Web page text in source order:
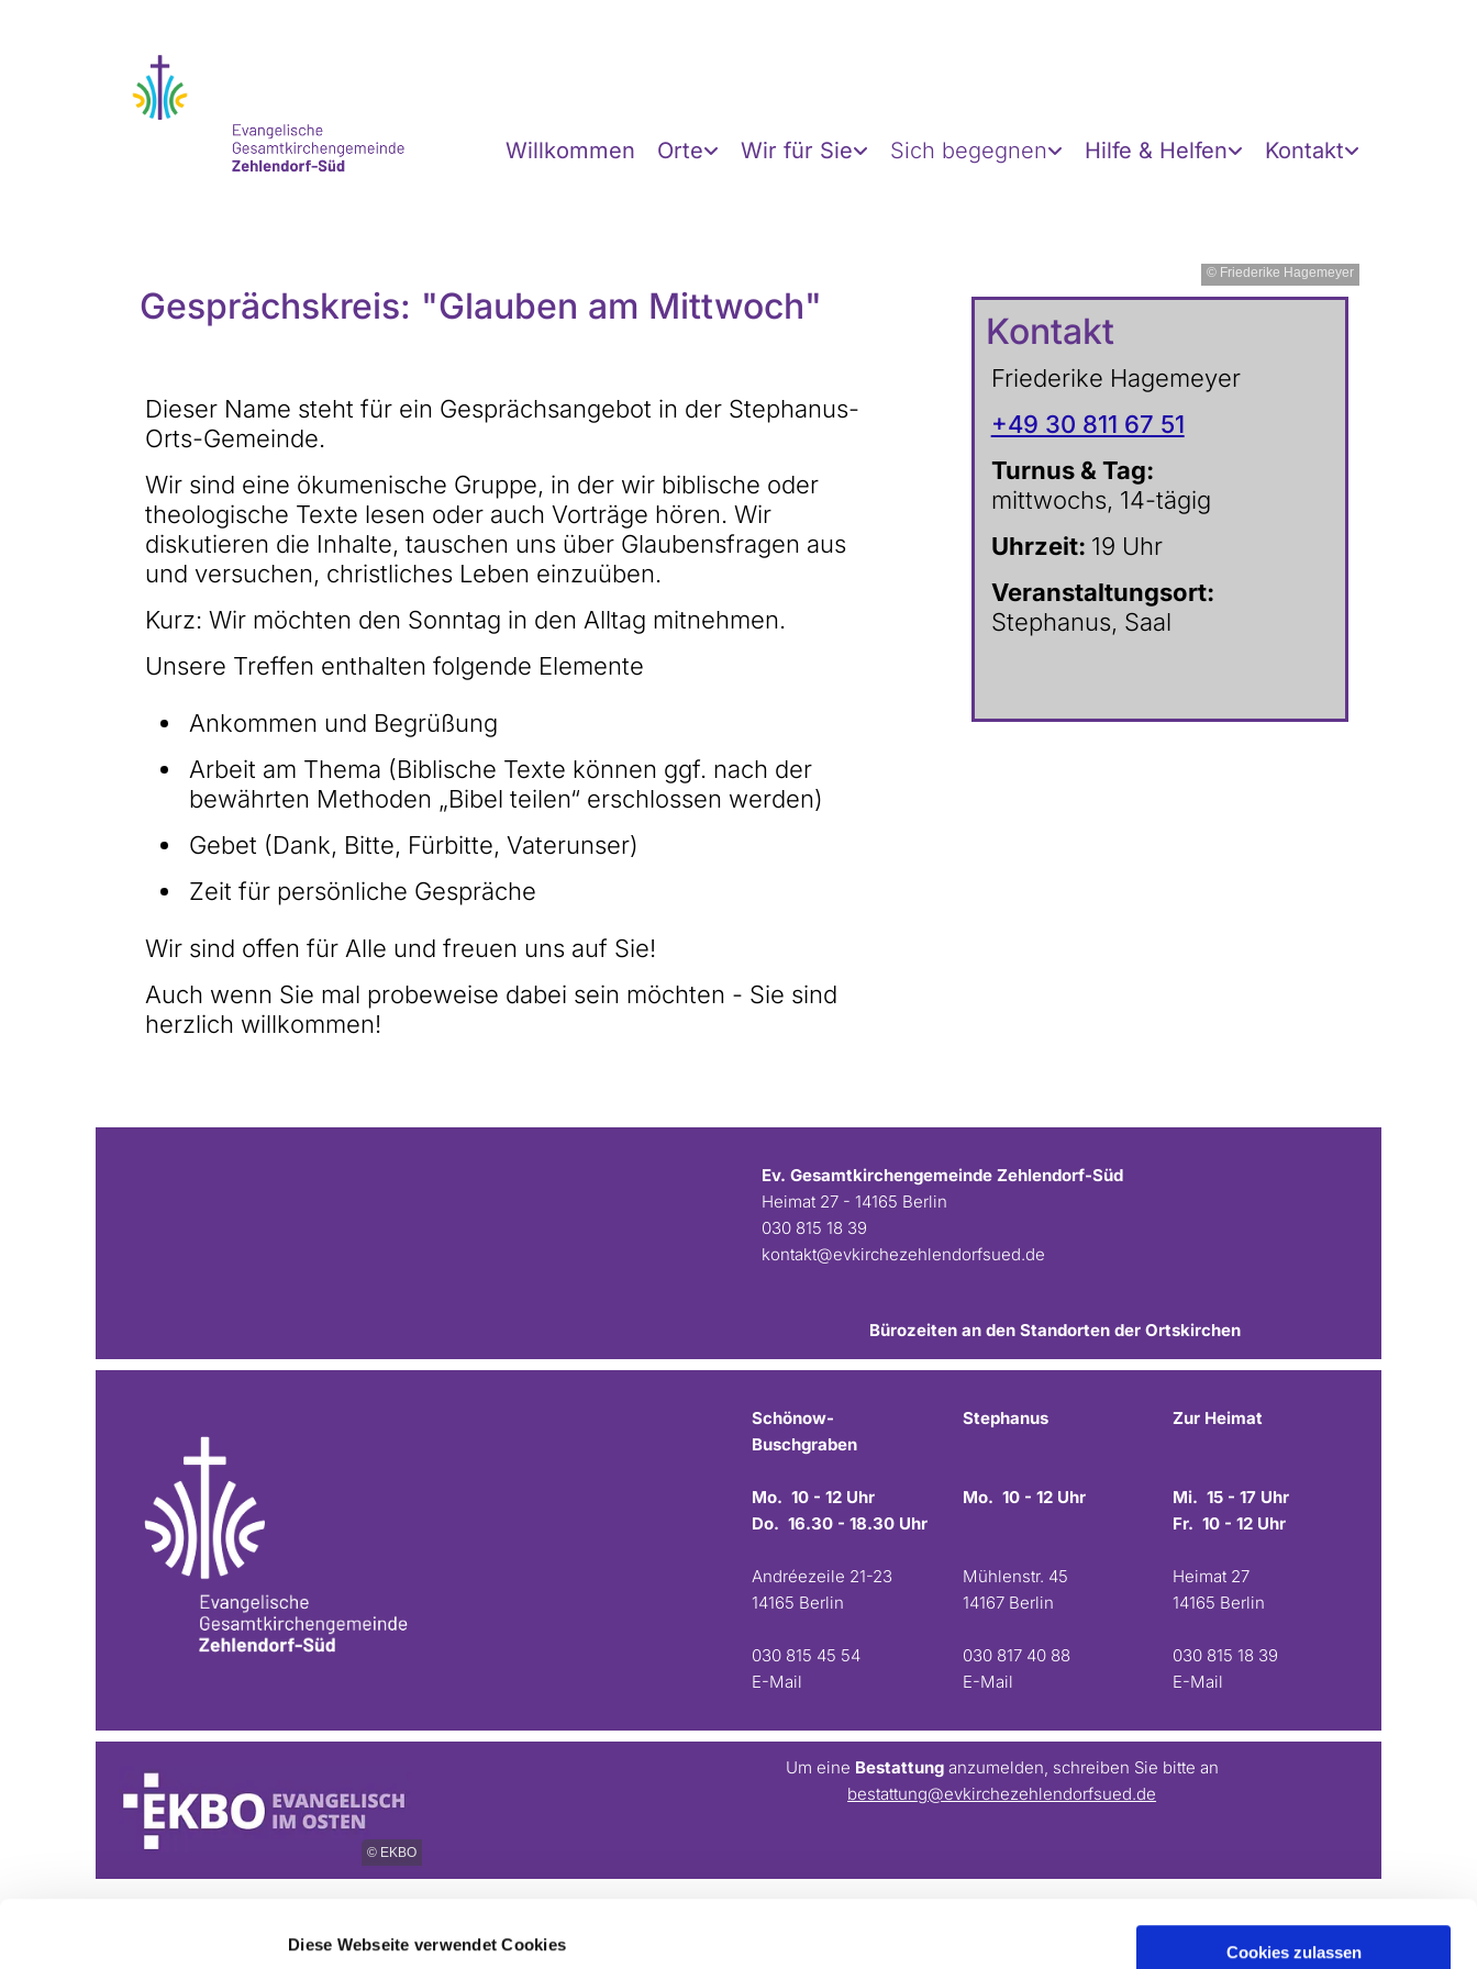
Diese Webseite verwendet Cookies Cookies zulassen
Willkommen Orte Wir für Sie Sich begegnen Hilfe & Helfen Kontakt
Gesprächskreis: "Glauben am Mittwoch"
Dieser Name steht für ein Gesprächsangebot in der Stephanus-
Orts-Gemeinde.
Wir sind eine ökumenische Gruppe, in der wir biblische oder
theologische Texte lesen oder auch Vorträge hören. Wir
diskutieren die Inhalte, tauschen uns über Glaubensfragen aus
und versuchen, christliches Leben einzuüben.
Kurz: Wir möchten den Sonntag in den Alltag mitnehmen.
Unsere Treffen enthalten folgende Elemente
Ankommen und Begrüßung
Arbeit am Thema (Biblische Texte können ggf. nach der
bewährten Methoden „Bibel teilen“ erschlossen werden)
Gebet (Dank, Bitte, Fürbitte, Vaterunser)
Zeit für persönliche Gespräche
Wir sind offen für Alle und freuen uns auf Sie!
Auch wenn Sie mal probeweise dabei sein möchten - Sie sind
herzlich willkommen!
© Friederike Hagemeyer
Kontakt
Friederike Hagemeyer
+49 30 811 67 51
Turnus & Tag:
mittwochs, 14-tägig
Uhrzeit: 19 Uhr
Veranstaltungsort:
Stephanus, Saal
Ev. Gesamtkirchengemeinde Zehlendorf-Süd
Heimat 27 - 14165 Berlin
030 815 18 39
kontakt@evkirchezehlendorfsued.de
Bürozeiten an den Standorten der Ortskirchen
Schönow-
Buschgraben
Mo. 10 - 12 Uhr
Do. 16.30 - 18.30 Uhr
Andréezeile 21-23
14165 Berlin
030 815 45 54
E-Mail
Stephanus
Mo. 10 - 12 Uhr
Mühlenstr. 45
14167 Berlin
030 817 40 88
E-Mail
Zur Heimat
Mi. 15 - 17 Uhr
Fr. 10 - 12 Uhr
Heimat 27
14165 Berlin
030 815 18 39
E-Mail
© EKBO
Um eine Bestattunganzumelden, schreiben Sie bitte an
bestattung@evkirchezehlendorfsued.de